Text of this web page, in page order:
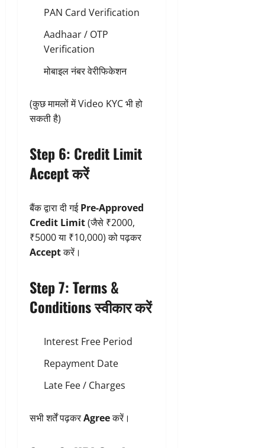
PAN Card Verification
Aadhaar / OTP
Verification
मोबाइल नंबर वेरीफिकेशन
(कुछ मामलों में Video KYC भी हो
सकती है)
Step 6: Credit Limit
Accept करें
बैंक द्वारा दी गईPre-Approved
Credit Limit(जैसे ₹2000,
₹5000 या ₹10,000) को पढ़कर
Acceptकरें।
Step 7: Terms &
Conditions स्वीकार करें
Interest Free Period
Repayment Date
Late Fee / Charges
सभी शर्तें पढ़करAgreeकरें।